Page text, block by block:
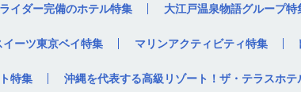
イダー完備のホテル特集 大江戸温泉物語グループ特
ーツ東京ベイ特集 マリンアクティビティ特集
特集 沖縄を代表する高級リゾート！ザ・テラスホテ